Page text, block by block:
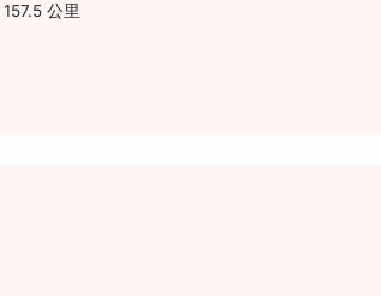
公里